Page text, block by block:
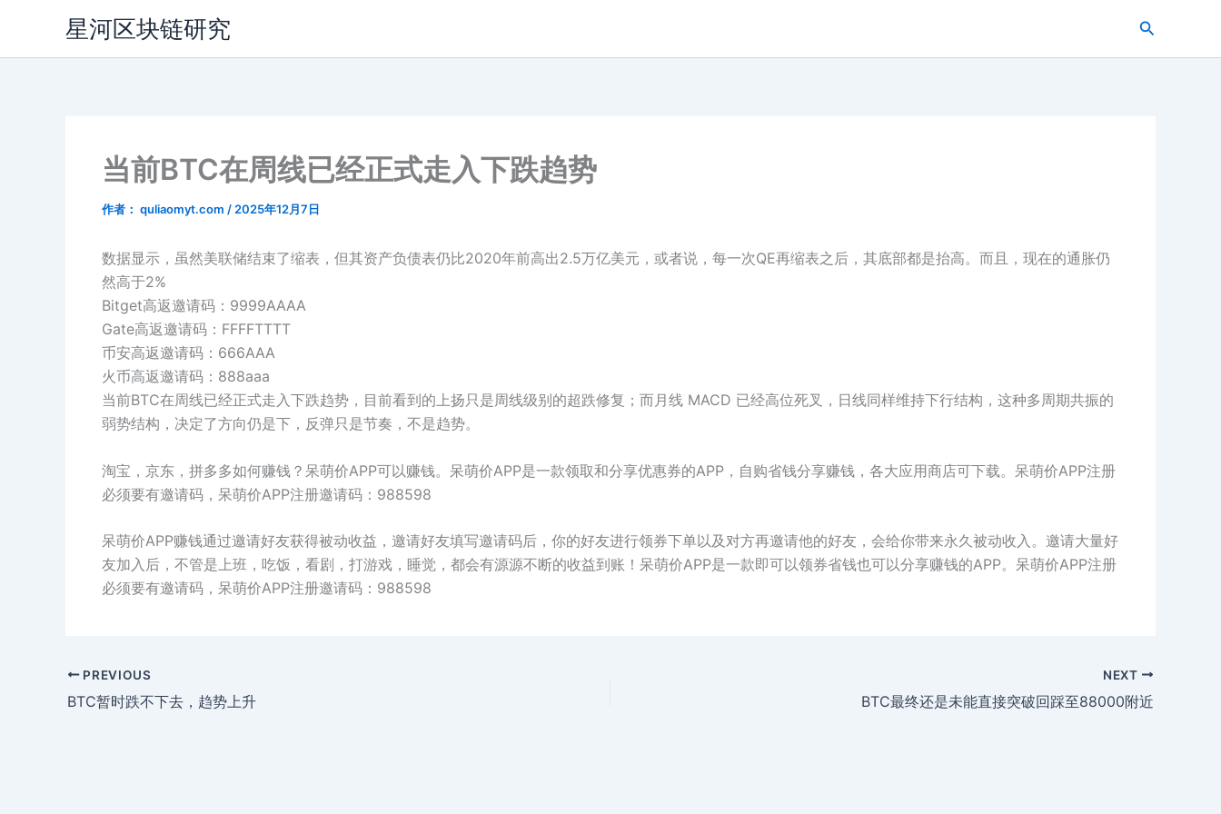
内
星河区块链研究
搜
当前BTC在周线已经正式走入下跌趋势
作者： quliaomyt.com / 2025年12月7日
数据显示，虽然美联储结束了缩表，但其资产负债表仍比2020年前高出2.5万亿美元，或者说，每一次QE再缩表之后，其底部都是抬高。而且，现在的通胀仍
然高于2%
Bitget高返邀请码：9999AAAA
Gate高返邀请码：FFFFTTTT
币安高返邀请码：666AAA
火币高返邀请码：888aaa
当前BTC在周线已经正式走入下跌趋势，目前看到的上扬只是周线级别的超跌修复；而月线 MACD 已经高位死叉，日线同样维持下行结构，这种多周期共振的
弱势结构，决定了方向仍是下，反弹只是节奏，不是趋势。
淘宝，京东，拼多多如何赚钱？呆萌价APP可以赚钱。呆萌价APP是一款领取和分享优惠券的APP，自购省钱分享赚钱，各大应用商店可下载。呆萌价APP注册
必须要有邀请码，呆萌价APP注册邀请码：988598
呆萌价APP赚钱通过邀请好友获得被动收益，邀请好友填写邀请码后，你的好友进行领券下单以及对方再邀请他的好友，会给你带来永久被动收入。邀请大量好
友加入后，不管是上班，吃饭，看剧，打游戏，睡觉，都会有源源不断的收益到账！呆萌价APP是一款即可以领券省钱也可以分享赚钱的APP。呆萌价APP注册
必须要有邀请码，呆萌价APP注册邀请码：988598
PREVIOUS
BTC暂时跌不下去，趋势上升
NEXT
BTC最终还是未能直接突破回踩至88000附近